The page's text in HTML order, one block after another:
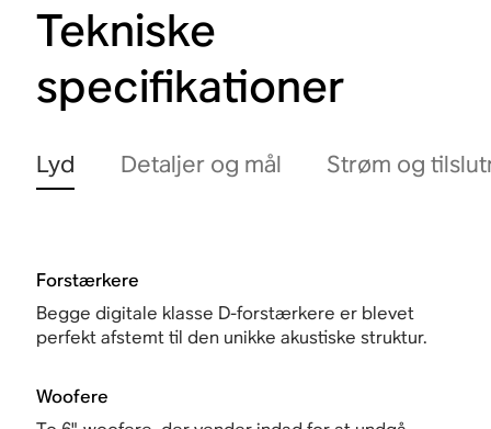
Tekniske
specifikationer
Lyd Detaljer og mål Strøm og
Forstærkere
Begge digitale klasse D-forstærkere er blevet
perfekt afstemt til den unikke akustiske struktur.
Woofere